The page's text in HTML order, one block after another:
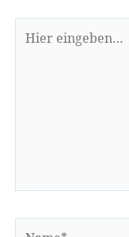
eingeben…